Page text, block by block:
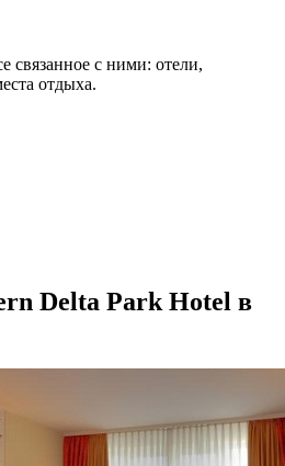
связанное с ними: отели,
отдыха.
Delta Park Hotel в